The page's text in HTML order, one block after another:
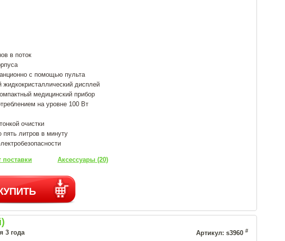
в поток
с помощью пульта
дисплей
медицинский прибор
на уровне 100 Вт
очистки
пять литров в минуту
поставки Аксессуары (20)
3 года Артикул: s3960 #